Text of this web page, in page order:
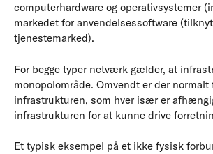
computerhardware og operativsystemer
markedet for anvendelsessoftware
tjenestemarked).
For begge typer netværk gælder, at
monopolområde. Omvendt er der normalt
infrastrukturen, som hver især er
infrastrukturen for at kunne drive
Et typisk eksempel på et ikke fysisk